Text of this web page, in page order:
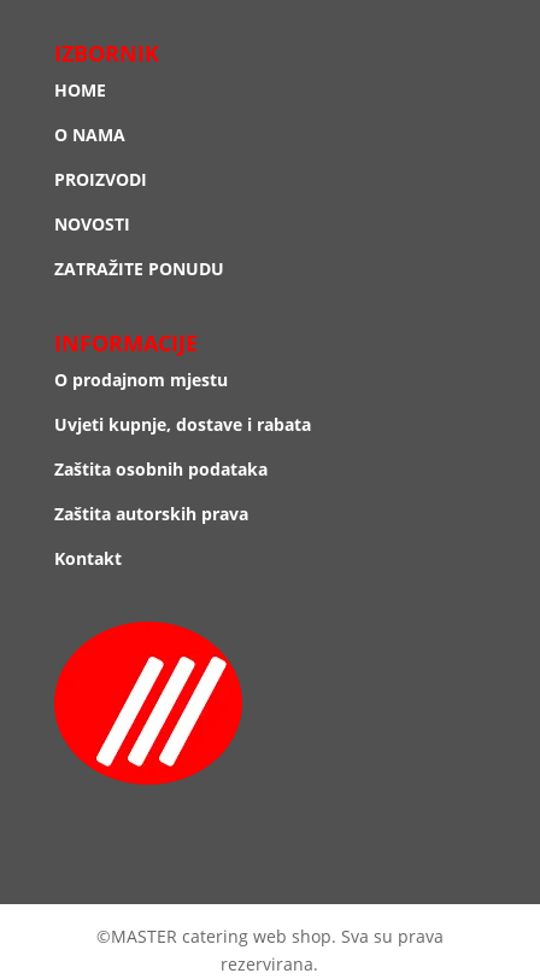
IZBORNIK
HOME
O NAMA
PROIZVODI
NOVOSTI
ZATRAŽITE PONUDU
INFORMACIJE
O prodajnom mjestu
Uvjeti kupnje, dostave i rabata
Zaštita osobnih podataka
Zaštita autorskih prava
Kontakt
©MASTER catering web shop. Sva su prava
rezervirana.